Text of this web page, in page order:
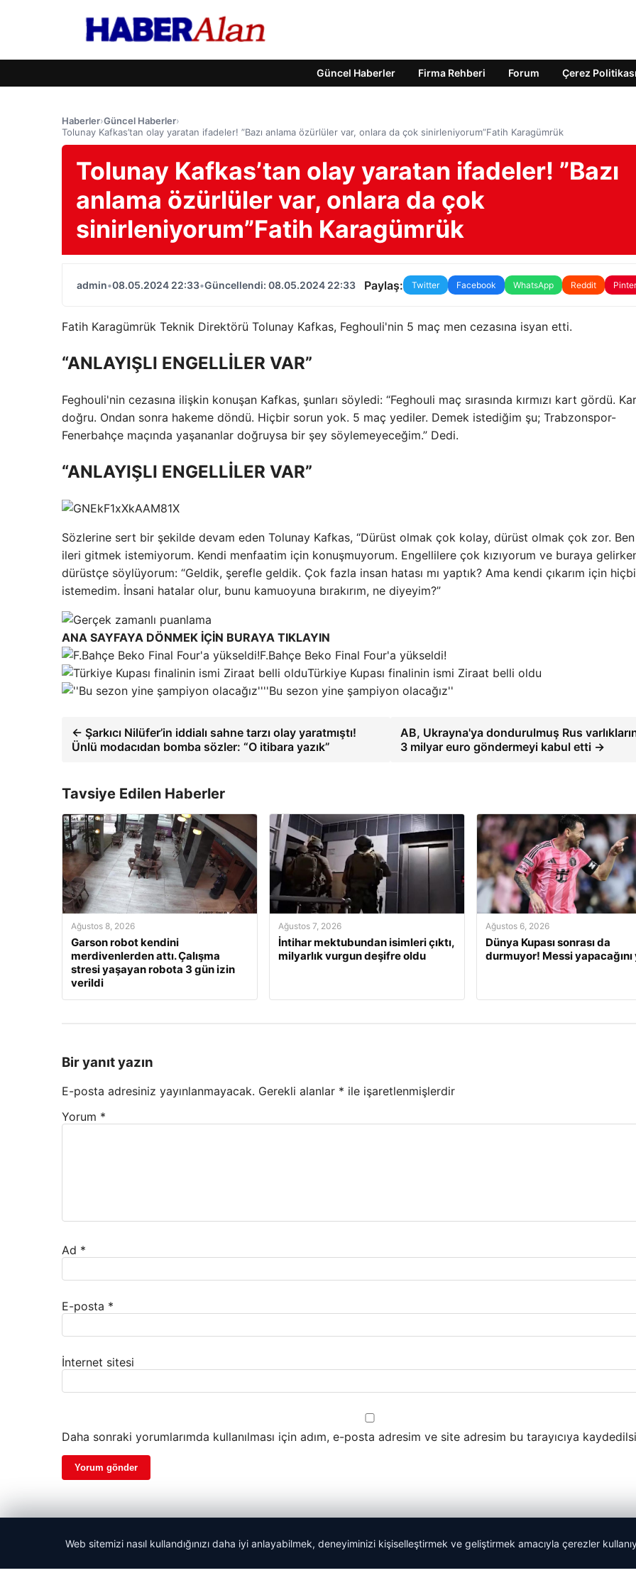
Güncel Haberler Firma Rehberi Forum Çerez Politikası
Haberler›Güncel Haberler›
Tolunay Kafkas’tan olay yaratan ifadeler! ”Bazı anlama özürlüler var, onlara da çok sinirleniyorum”Fatih Karagümrük
Tolunay Kafkas’tan olay yaratan ifadeler! ”Bazı
anlama özürlüler var, onlara da çok
sinirleniyorum”Fatih Karagümrük
admin•08.05.2024 22:33•Güncellendi: 08.05.2024 22:33 Paylaş: Twitter Facebook WhatsApp Reddit
Fatih Karagümrük Teknik Direktörü Tolunay Kafkas, Feghouli'nin 5 maç men cezasına isyan etti.
“ANLAYIŞLI ENGELLİLER VAR”
Feghouli'nin cezasına ilişkin konuşan Kafkas, şunları söyledi: “Feghouli maç sırasında kırmızı kart gördü.
doğru. Ondan sonra hakeme döndü. Hiçbir sorun yok. 5 maç yediler. Demek istediğim şu; Trabzonspor-
Fenerbahçe maçında yaşananlar doğruysa bir şey söylemeyeceğim.” Dedi.
“ANLAYIŞLI ENGELLİLER VAR”
Sözlerine sert bir şekilde devam eden Tolunay Kafkas, “Dürüst olmak çok kolay, dürüst olmak çok zor.
ileri gitmek istemiyorum. Kendi menfaatim için konuşmuyorum. Engellilere çok kızıyorum ve buraya
dürüstçe söylüyorum: “Geldik, şerefle geldik. Çok fazla insan hatası mı yaptık? Ama kendi çıkarım için
istemedim. İnsani hatalar olur, bunu kamuoyuna bırakırım, ne diyeyim?”
ANA SAYFAYA DÖNMEK İÇİN BURAYA TIKLAYIN
F.Bahçe Beko Final Four'a yükseldi!
Türkiye Kupası finalinin ismi Ziraat belli oldu
''Bu sezon yine şampiyon olacağız''
← Şarkıcı Nilüfer’in iddialı sahne tarzı olay yaratmıştı!
Ünlü modacıdan bomba sözler: “O itibara yazık”
AB, Ukrayna'ya dondurulmuş Rus
3 milyar euro göndermeyi kabul etti →
Tavsiye Edilen Haberler
Ağustos 8, 2026
Garson robot kendini
merdivenlerden attı. Çalışma
stresi yaşayan robota 3 gün izin
verildi
Ağustos 7, 2026
İntihar mektubundan isimleri çıktı,
milyarlık vurgun deşifre oldu
Ağustos 6, 2026
Dünya Kupası sonrası da
durmuyor! Messi yapacağını
Bir yanıt yazın
E-posta adresiniz yayınlanmayacak. Gerekli alanlar * ile işaretlenmişlerdir
Yorum *
Ad *
E-posta *
İnternet sitesi
Daha sonraki yorumlarımda kullanılması için adım, e-posta adresim ve site adresim bu tarayıcıya
Web sitemizi nasıl kullandığınızı daha iyi anlayabilmek, deneyiminizi kişiselleştirmek ve geliştirmek amacıyla çerezler